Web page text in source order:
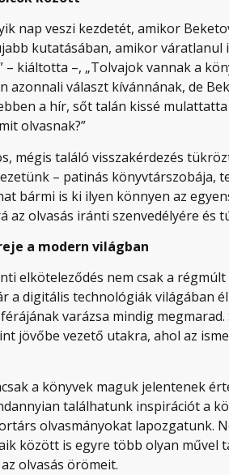
nap veszi kezdetét, amikor
kutatásában, amikor
– kiáltotta –, „Tolvajok vannak a
azonnali választ kívánnának, de
a hír, sőt talán kissé
olvasnak?”
mégis találó visszakérdezés
– patinás könyvtárszobája,
bármi is ki ilyen könnyen az
az olvasás iránti szenvedélyére és
a modern világban
elköteleződés nem csak a
a digitális technológiák világában
varázsa mindig
jövőbe vezető utakra, ahol az
a könyvek maguk jelentenek
találhatunk inspirációt a
olvasmányokat lapozgatunk.
között is egyre több olyan művel
olvasás örömeit.